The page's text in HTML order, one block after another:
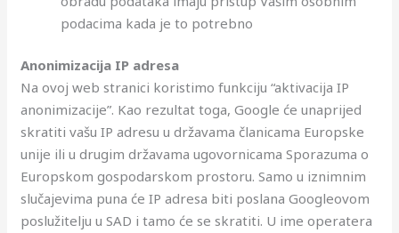
podacima kada je to potrebno
Anonimizacija IP adresa
Na ovoj web stranici koristimo funkciju “aktivacija IP
anonimizacije”. Kao rezultat toga, Google će unaprijed
skratiti vašu IP adresu u državama članicama Europske
unije ili u drugim državama ugovornicama Sporazuma o
Europskom gospodarskom prostoru. Samo u iznimnim
slučajevima puna će IP adresa biti poslana Googleovom
poslužitelju u SAD i tamo će se skratiti. U ime operatera